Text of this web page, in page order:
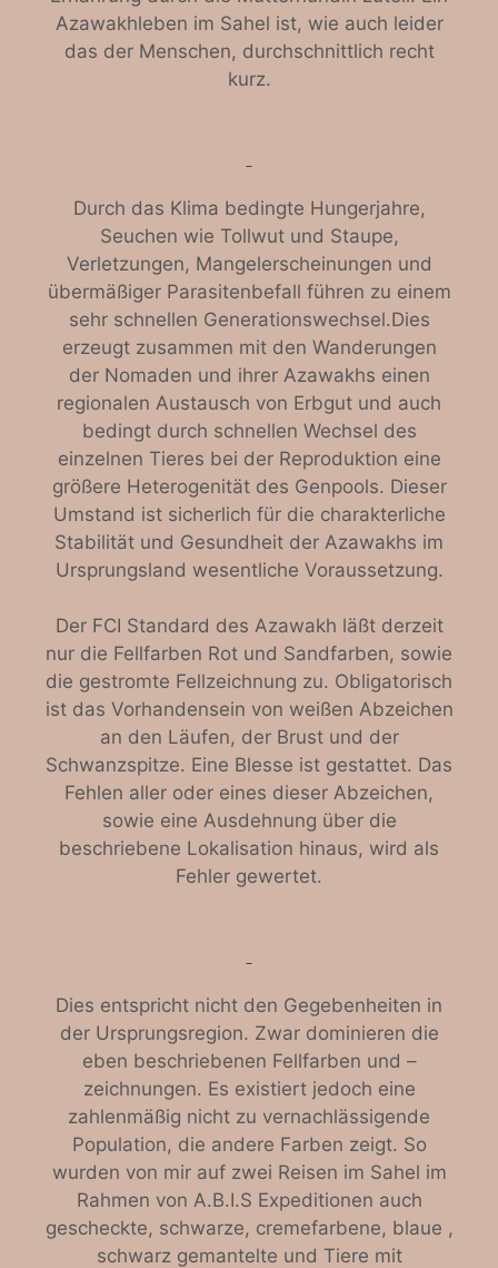
Azawakhleben im Sahel ist, wie auch leider
das der Menschen, durchschnittlich recht
kurz.
Durch das Klima bedingte Hungerjahre,
Seuchen wie Tollwut und Staupe,
Verletzungen, Mangelerscheinungen und
übermäßiger Parasitenbefall führen zu einem
sehr schnellen Generationswechsel.Dies
erzeugt zusammen mit den Wanderungen
der Nomaden und ihrer Azawakhs einen
regionalen Austausch von Erbgut und auch
bedingt durch schnellen Wechsel des
einzelnen Tieres bei der Reproduktion eine
größere Heterogenität des Genpools. Dieser
Umstand ist sicherlich für die charakterliche
Stabilität und Gesundheit der Azawakhs im
Ursprungsland wesentliche Voraussetzung.
Der FCI Standard des Azawakh läßt derzeit
nur die Fellfarben Rot und Sandfarben, sowie
die gestromte Fellzeichnung zu. Obligatorisch
ist das Vorhandensein von weißen Abzeichen
an den Läufen, der Brust und der
Schwanzspitze. Eine Blesse ist gestattet. Das
Fehlen aller oder eines dieser Abzeichen,
sowie eine Ausdehnung über die
beschriebene Lokalisation hinaus, wird als
Fehler gewertet.
Dies entspricht nicht den Gegebenheiten in
der Ursprungsregion. Zwar dominieren die
eben beschriebenen Fellfarben und –
zeichnungen. Es existiert jedoch eine
zahlenmäßig nicht zu vernachlässigende
Population, die andere Farben zeigt. So
wurden von mir auf zwei Reisen im Sahel im
Rahmen von A.B.I.S Expeditionen auch
gescheckte, schwarze, cremefarbene, blaue ,
schwarz gemantelte und Tiere mit